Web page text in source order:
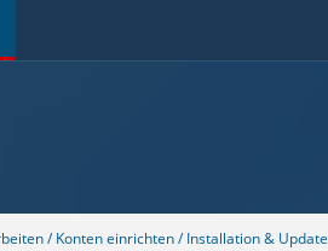
/ Konten einrichten / Installation & Update